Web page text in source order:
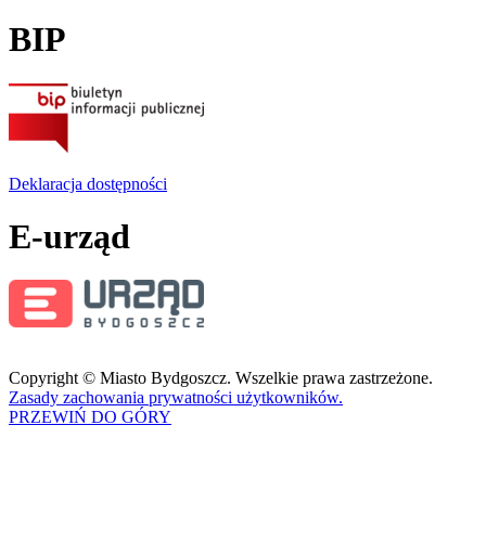
BIP
Deklaracja dostępności
E-urząd
Copyright © Miasto Bydgoszcz. Wszelkie prawa zastrzeżone.
Zasady zachowania prywatności użytkowników.
PRZEWIŃ DO GÓRY